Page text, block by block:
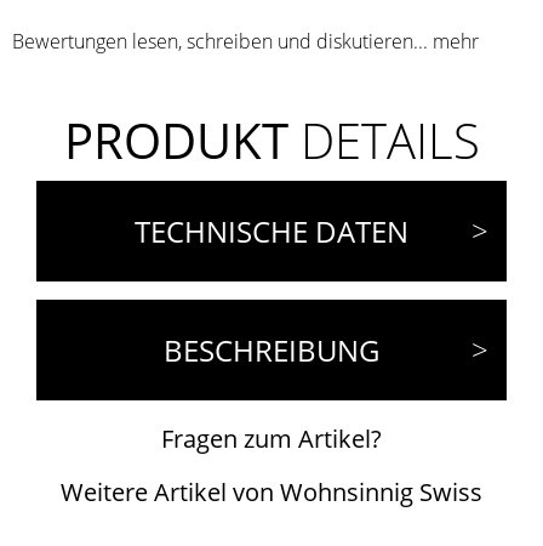
Bewertungen lesen, schreiben und diskutieren... mehr
PRODUKTDETAILS
TECHNISCHE DATEN
BESCHREIBUNG
Fragen zum Artikel?
Weitere Artikel von Wohnsinnig Swiss